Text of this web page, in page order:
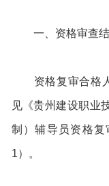
一、资格审查结
资格复审合格人
见《贵州建设职业
制）辅导员资格
1）。